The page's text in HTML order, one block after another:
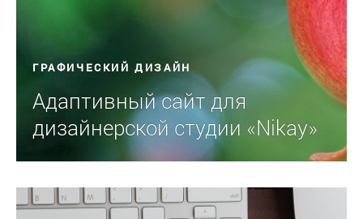
ГРАФИЧЕСКИЙ ДИЗАЙН
Адаптивный сайт для
дизайнерской студии «Nikay»